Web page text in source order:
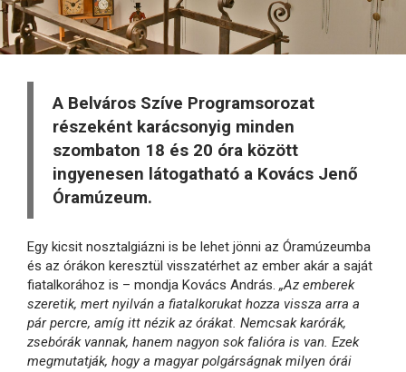
A Belváros Szíve Programsorozat
részeként karácsonyig minden
szombaton 18 és 20 óra között
ingyenesen látogatható a Kovács Jenő
Óramúzeum.
Egy kicsit nosztalgiázni is be lehet jönni az Óramúzeumba
és az órákon keresztül visszatérhet az ember akár a saját
fiatalkorához is – mondja Kovács András. „Az emberek
szeretik, mert nyilván a fiatalkorukat hozza vissza arra a
pár percre, amíg itt nézik az órákat. Nemcsak karórák,
zsebórák vannak, hanem nagyon sok falióra is van. Ezek
megmutatják, hogy a magyar polgárságnak milyen órái